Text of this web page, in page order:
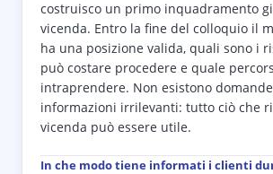
costruisco un primo inquadramento
vicenda. Entro la fine del colloquio il
ha una posizione valida, quali sono i
può costare procedere e quale
intraprendere. Non esistono
informazioni irrilevanti: tutto ciò che
vicenda può essere utile.
In che modo tiene informati i clienti